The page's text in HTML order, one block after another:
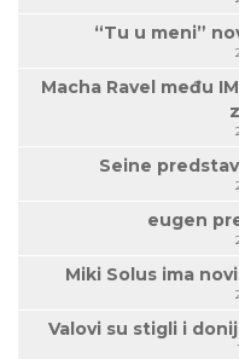
“Tu u meni”
Macha Ravel među
Seine
eugen
Miki Solus ima
Valovi su stigli i